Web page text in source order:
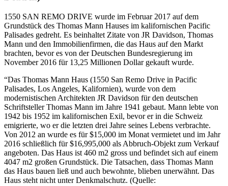
1550 SAN REMO DRIVE wurde im Februar 2017 auf dem
Grundstück des Thomas Mann Hauses im kalifornischen Pacific
Palisades gedreht. Es beinhaltet Zitate von JR Davidson, Thomas
Mann und den Immobilienfirmen, die das Haus auf den Markt
brachten, bevor es von der Deutschen Bundesregierung im
November 2016 für 13,25 Millionen Dollar gekauft wurde.
“Das Thomas Mann Haus (1550 San Remo Drive in Pacific
Palisades, Los Angeles, Kalifornien), wurde von dem
modernistischen Architekten JR Davidson für den deutschen
Schriftsteller Thomas Mann im Jahre 1941 gebaut. Mann lebte von
1942 bis 1952 im kalifornischen Exil, bevor er in die Schweiz
emigrierte, wo er die letzten drei Jahre seines Lebens verbrachte.
Von 2012 an wurde es für $15,000 im Monat vermietet und im Jahr
2016 schließlich für $16,995,000 als Abbruch-Objekt zum Verkauf
angeboten. Das Haus ist 460 m2 gross und befindet sich auf einem
4047 m2 großen Grundstück. Die Tatsachen, dass Thomas Mann
das Haus bauen ließ und auch bewohnte, blieben unerwähnt. Das
Haus steht nicht unter Denkmalschutz. (Quelle: